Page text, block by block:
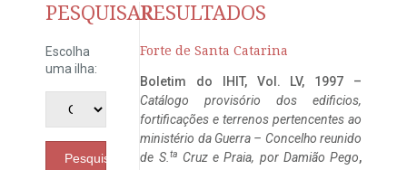
PESQUISAR
Escolha
uma ilha:
Pesquisar
RESULTADOS
Forte de Santa Catarina
Boletim do IHIT, Vol. LV, 1997 –
Catálogo provisório dos edificios,
fortificações e terrenos pertencentes ao
ministério da Guerra – Concelho reunido
de S. ta Cruz e Praia, por Damião Pego,